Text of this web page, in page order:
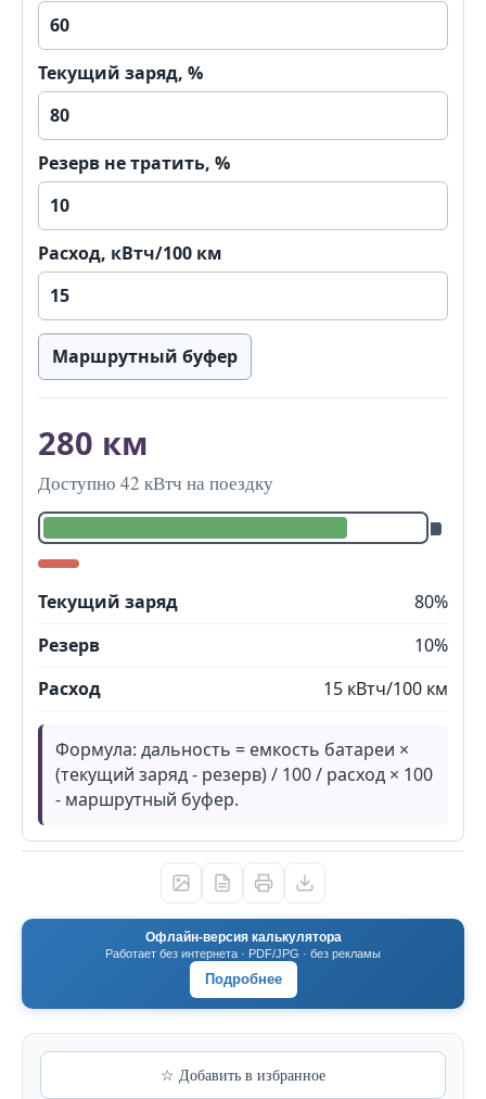
Текущий заряд, %
Резерв не тратить, %
Расход, кВтч/100 км
Маршрутный буфер
280 км
Доступно 42 кВтч на поездку
Текущий заряд
80%
Резерв
10%
Расход
15 кВтч/100 км
Формула: дальность = емкость батареи ×
(текущий заряд - резерв) / 100 / расход × 100
- маршрутный буфер.
Офлайн-версия калькулятора
Работает без интернета · PDF/JPG · без рекламы
Подробнее
☆ Добавить в избранное